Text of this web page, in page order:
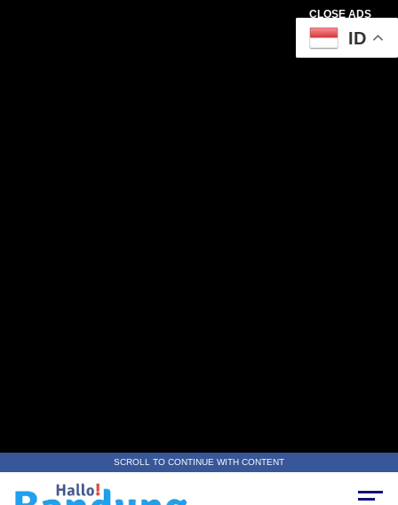
CLOSE ADS
SCROLL TO CONTINUE WITH CONTENT
ID